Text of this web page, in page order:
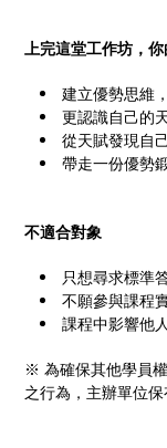
上完這堂工作坊，
建立優勢思維
更認識自己的
從天賦發現自
帶走一份優勢
不適合對象
只想尋求標準
不願參與課程
課程中影響他
※ 為確保其他學員
之行為，主辦單位保